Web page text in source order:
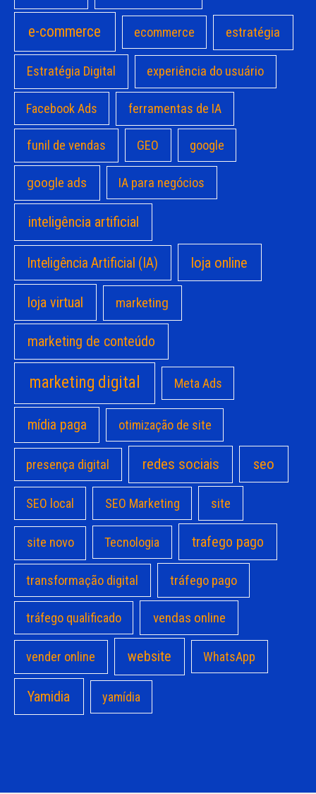
e-commerce ecommerce estratégia
Estratégia Digital experiência do usuário
Facebook Ads ferramentas de IA
funil de vendas GEO google
google ads IA para negócios
inteligência artificial
Inteligência Artificial (IA) loja online
loja virtual marketing
marketing de conteúdo
marketing digital Meta Ads
mídia paga otimização de site
presença digital redes sociais seo
SEO local SEO Marketing site
site novo Tecnologia trafego pago
transformação digital tráfego pago
tráfego qualificado vendas online
vender online website WhatsApp
Yamidia yamídia